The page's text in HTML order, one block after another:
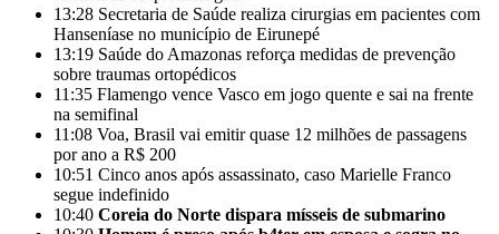
13:28 Secretaria de Saúde realiza cirurgias em pacientes com
Hanseníase no município de Eirunepé
13:19 Saúde do Amazonas reforça medidas de prevenção
sobre traumas ortopédicos
11:35 Flamengo vence Vasco em jogo quente e sai na frente
na semifinal
11:08 Voa, Brasil vai emitir quase 12 milhões de passagens
por ano a R$ 200
10:51 Cinco anos após assassinato, caso Marielle Franco
segue indefinido
10:40 Coreia do Norte dispara mísseis de submarino